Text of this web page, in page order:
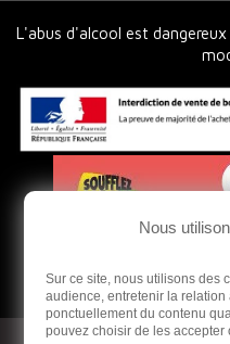
L'abus d'alcool est
Nous
Sur ce site, nous utilisons des
audience, entretenir la
ponctuellement du contenu
pouvez choisir de les accepter